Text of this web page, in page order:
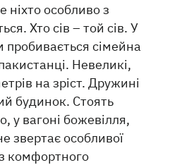
ніхто особливо з
Хто сів – той сів. У
сімейна
Невеликі,
на зріст. Дружині
будинок. Стоять
у вагоні божевілля,
звертає особливої
комфортного